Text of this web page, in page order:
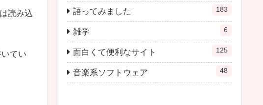
読み込
てい
語ってみました 183
雑学 6
面白くて便利なサイト 125
音楽系ソフトウェア 48